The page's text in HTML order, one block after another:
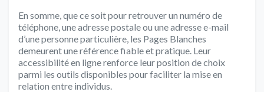
En somme, que ce soit pour retrouver un numéro de
téléphone, une adresse postale ou une adresse e-mail
d’une personne particulière, les Pages Blanches
demeurent une référence fiable et pratique. Leur
accessibilité en ligne renforce leur position de choix
parmi les outils disponibles pour faciliter la mise en
relation entre individus.